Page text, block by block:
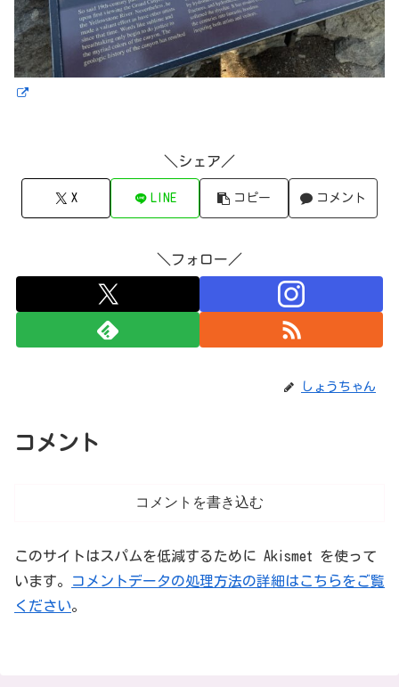
＼シェア／
X LINE コピー コメント
＼フォロー／
しょうちゃん
コメント
コメントを書き込む
このサイトはスパムを低減するために Akismet を使って
います。
コメントデータの処理方法の詳細はこちらをご覧
ください。